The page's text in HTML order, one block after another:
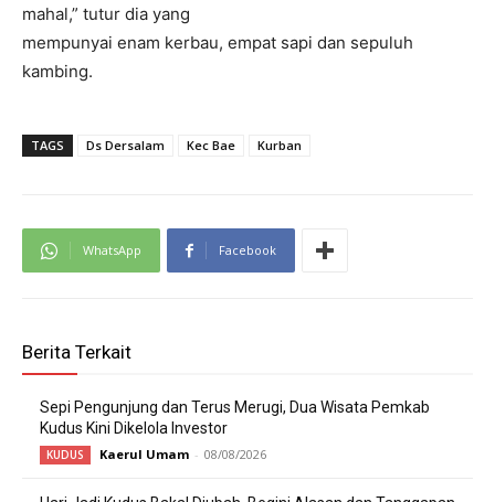
mahal,” tutur dia yang
mempunyai enam kerbau, empat sapi dan sepuluh
kambing.
TAGS Ds Dersalam Kec Bae Kurban
WhatsApp Facebook
Berita Terkait
Sepi Pengunjung dan Terus Merugi, Dua Wisata Pemkab
Kudus Kini Dikelola Investor
KUDUS Kaerul Umam - 08/08/2026